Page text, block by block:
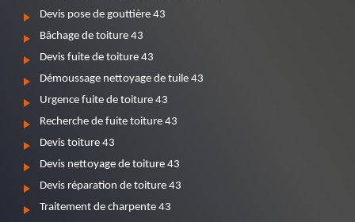
Devis pose de gouttière 43
Bâchage de toiture 43
Devis fuite de toiture 43
Démoussage nettoyage de tuile 43
Urgence fuite de toiture 43
Recherche de fuite toiture 43
Devis toiture 43
Devis nettoyage de toiture 43
Devis réparation de toiture 43
Traitement de charpente 43